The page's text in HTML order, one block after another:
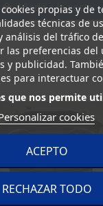
Añadir a la cesta
propias y de
técnicas de
análisis del tráfico
las preferencias del
y publicidad.
para interactuar
que nos permite
cookies
RECHAZAR TODO
ACEPTO